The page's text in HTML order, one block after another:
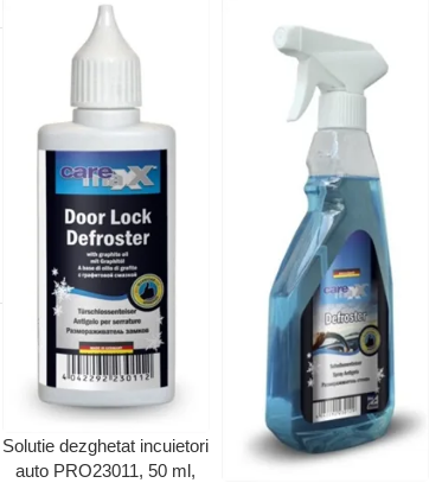
Solutie dezghetat incuietori
auto PRO23011, 50 ml,